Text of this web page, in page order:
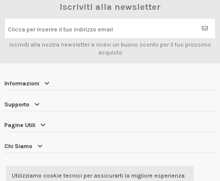
Iscriviti alla newsletter
Clicca per inserire il tuo indirizzo email
Iscriviti alla nostra newsletter e ricevi un buono sconto per il tuo prossimo
acquisto
Informazioni
Supporto
Pagine Utili
Chi Siamo
RECENSIONI DEI CLIENTI 4.7/5
Utilizziamo cookie tecnici per assicurarti la migliore esperienza